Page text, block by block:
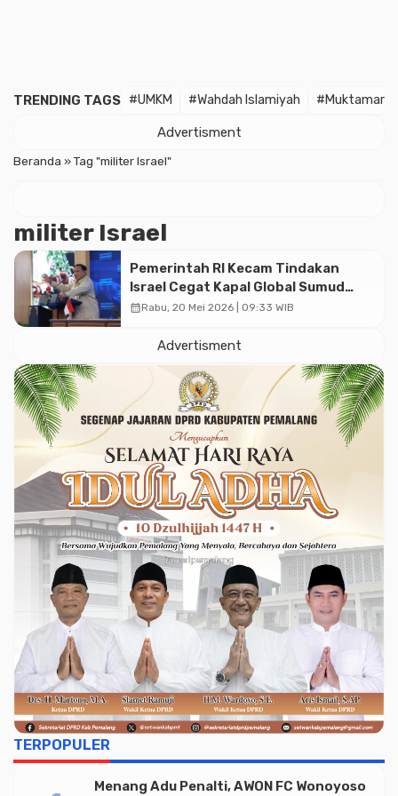
TRENDING TAGS #UMKM #Wahdah Islamiyah #Muktamar
Advertisment
Beranda »Tag "militer Israel"
militer Israel
Pemerintah RI Kecam Tindakan
Israel Cegat Kapal Global Sumud
Flotilla, Prioritaskan Perlindungan
calendar_monthRabu, 20 Mei 2026 | 09:33 WIB
Advertisment
TERPOPULER
Menang Adu Penalti, AWON FC Wonoyoso